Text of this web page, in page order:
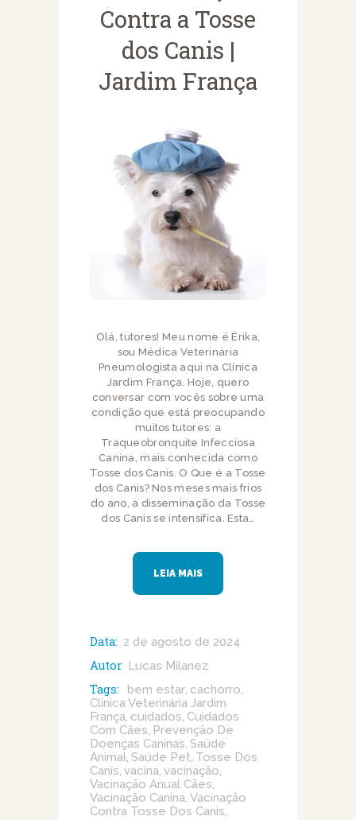
Contra a Tosse
dos Canis |
Jardim França
Olá, tutores! Meu nome é Érika,
sou Médica Veterinária
Pneumologista aqui na Clínica
Jardim França. Hoje, quero
conversar com vocês sobre uma
condição que está preocupando
muitos tutores: a
Traqueobronquite Infecciosa
Canina, mais conhecida como
Tosse dos Canis. O Que é a Tosse
dos Canis? Nos meses mais frios
do ano, a disseminação da Tosse
dos Canis se intensifica. Esta…
LEIA MAIS
Data: 2 de agosto de 2024
Autor Lucas Milanez
Tags: bem estar, cachorro
Clínica Veterinária Jardim
França cuidados Cuidados
Com Cães Prevenção De
Doenças Caninas Saúde
Animal Saúde Pet Tosse Dos
Canis vacina vacinação
Vacinação Anual Cães
Vacinação Canina Vacinação
Contra Tosse Dos Canis